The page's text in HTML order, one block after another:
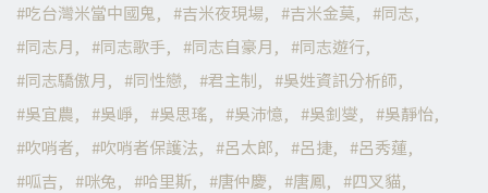
吃台灣米當中國鬼
吉米夜現場 吉米金莫
同志
同志月
同志歌手 同志自豪月
同志遊行
同志驕傲月
同性戀 君主制
吳姓資訊分析師
吳宜農
吳崢 吳思瑤 吳沛憶 吳釗燮
吳靜怡
吹哨者
吹哨者保護法 呂太郎 呂捷
呂秀蓮
呱吉
咪兔 哈里斯 唐仲慶 唐鳳
四叉貓